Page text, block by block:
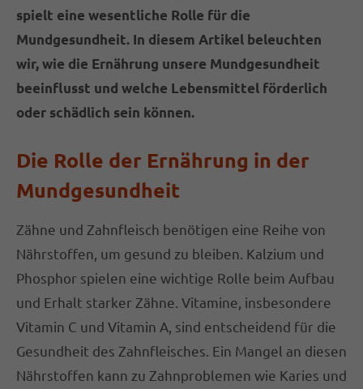
Get in touch
Cybersteel Inc.
376-293 City Road, Suite 600
San Francisco, CA 94102
+44 1234 567 890
info@yourdomain.com
About us
Lorem ipsum dolor sit amet, consectetuer
adipiscing elit.
Aenean commodo ligula eget dolor. Aenean
massa. Cum sociis natoque penatibus et magnis
spielt eine wesentliche Rolle für die
Mundgesundheit. In diesem Artikel beleuchten
wir, wie die Ernährung unsere Mundgesundheit
beeinflusst und welche Lebensmittel förderlich
oder schädlich sein können.
Die Rolle der Ernährung in der
Mundgesundheit
Zähne und Zahnfleisch benötigen eine Reihe von
Nährstoffen, um gesund zu bleiben. Kalzium und
Phosphor spielen eine wichtige Rolle beim Aufbau
und Erhalt starker Zähne. Vitamine, insbesondere
Vitamin C und Vitamin A, sind entscheidend für die
Gesundheit des Zahnfleisches. Ein Mangel an diesen
Nährstoffen kann zu Zahnproblemen wie Karies und